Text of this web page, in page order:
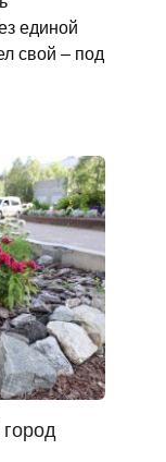
единой
свой – под